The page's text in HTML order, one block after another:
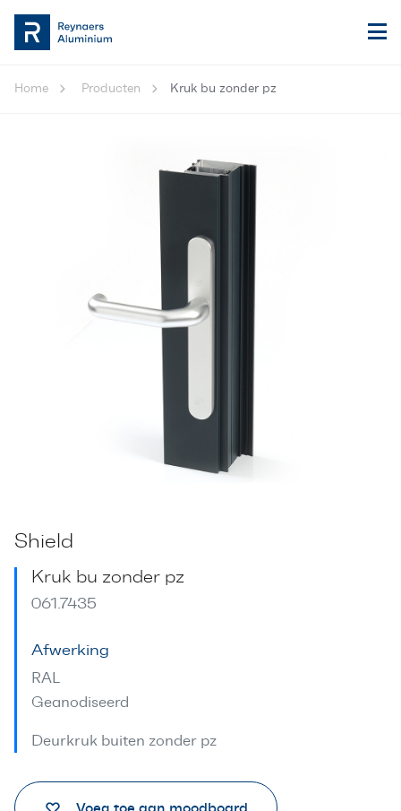
Home Producten Kruk bu zonder pz
Shield
Kruk bu zonder pz
061.7435
Afwerking
RAL
Geanodiseerd
Deurkruk buiten zonder pz